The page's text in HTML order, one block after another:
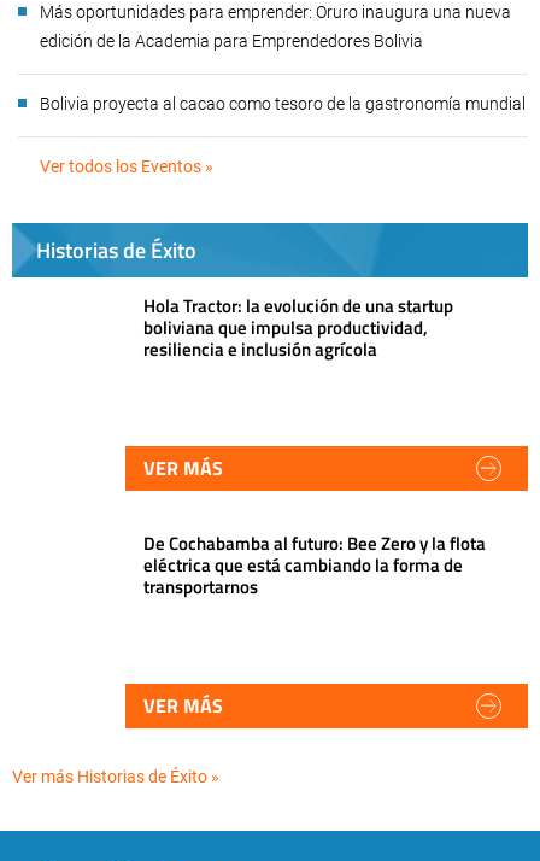
Más oportunidades para emprender: Oruro inaugura una nueva
edición de la Academia para Emprendedores Bolivia
Bolivia proyecta al cacao como tesoro de la gastronomía mundial
Ver todos los Eventos »
Historias de Éxito
Hola Tractor: la evolución de una startup
boliviana que impulsa productividad,
resiliencia e inclusión agrícola
VER MÁS
De Cochabamba al futuro: Bee Zero y la flota
eléctrica que está cambiando la forma de
transportarnos
VER MÁS
Ver más Historias de Éxito »